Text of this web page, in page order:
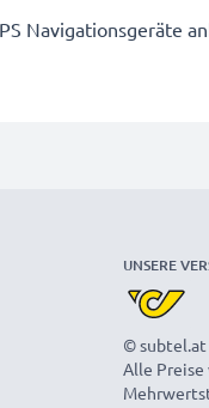
Navigationsgeräte
UNSERE
© subtel.at
Alle Preise